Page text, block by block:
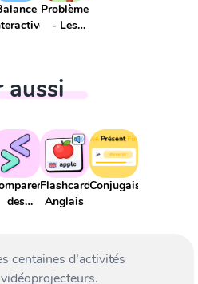
Problème
- Les
aussi
des
Flashcards
Anglais
Conjugaison
centaines d’activités